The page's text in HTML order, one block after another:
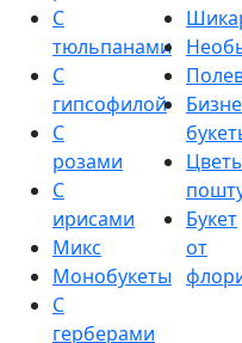
С
тюльпанами
С
гипсофилой
С
розами
С
ирисами
Микс
Монобукеты
С
герберами
Букет
от